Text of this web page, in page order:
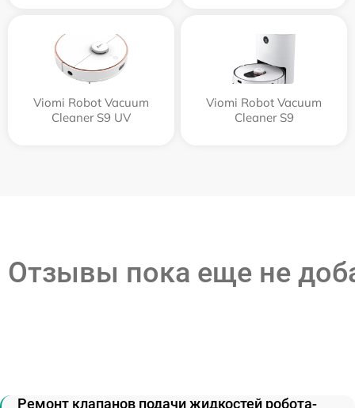
Viomi Robot Vacuum
Cleaner S9 UV
Viomi Robot Vacuum
Cleaner S9
Отзывы пока еще не
Ремонт клапанов подачи жидкостей робота-